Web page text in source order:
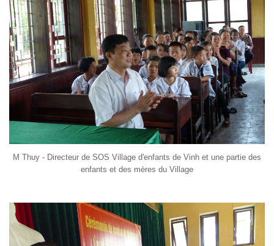
M Thuy - Directeur de SOS Village d'enfants de Vinh et une partie des
enfants et des mères du Village